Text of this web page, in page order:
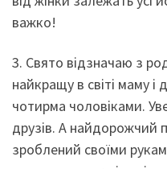
важко!
3. Свято відзначаю з
найкращу в світі маму і
чотирма чоловіками.
друзів. А найдорожчий
зроблений своїми